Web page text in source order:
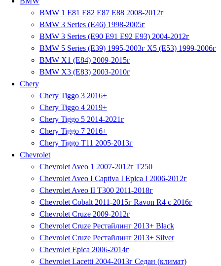
BMW 1 E81 E82 E87 E88 2008-2012г
BMW 3 Series (E46) 1998-2005г
BMW 3 Series (E90 E91 E92 E93) 2004-2012г
BMW 5 Series (E39) 1995-2003г X5 (E53) 1999-2006г
BMW X1 (E84) 2009-2015г
BMW X3 (E83) 2003-2010г
Chery
Chery Tiggo 3 2016+
Chery Tiggo 4 2019+
Chery Tiggo 5 2014-2021г
Chery Tiggo 7 2016+
Chery Tiggo T11 2005-2013г
Chevrolet
Chevrolet Aveo 1 2007-2012г T250
Chevrolet Aveo I Captiva I Epica I 2006-2012г
Chevrolet Aveo II T300 2011-2018г
Chevrolet Cobalt 2011-2015г Ravon R4 с 2016г
Chevrolet Cruze 2009-2012г
Chevrolet Cruze Рестайлинг 2013+ Black
Chevrolet Cruze Рестайлинг 2013+ Silver
Chevrolet Epica 2006-2014г
Chevrolet Lacetti 2004-2013г Седан (климат)